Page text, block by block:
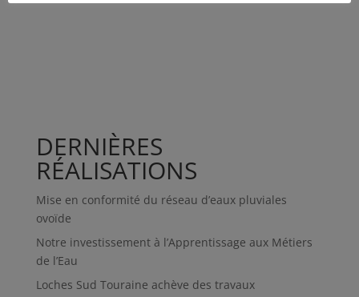
DERNIÈRES
RÉALISATIONS
Mise en conformité du réseau d’eaux pluviales
ovoïde
Notre investissement à l’Apprentissage aux Métiers
de l’Eau
Loches Sud Touraine achève des travaux